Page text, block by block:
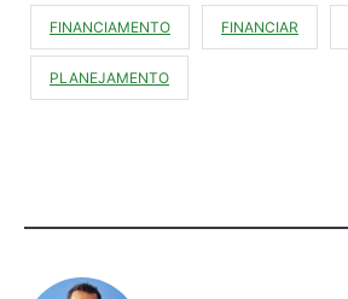
FINANCIAMENTO FINANCIAR
PLANEJAMENTO